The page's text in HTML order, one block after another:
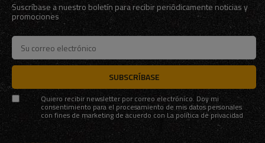
Suscríbase a nuestro boletín para recibir periódicamente noticias y
promociones
SUBSCRÍBASE
Quiero recibir newsletter por correo electrónico. Doy mi
consentimiento para el procesamiento de mis datos personales
con fines de marketing de acuerdo conLa política de privacidad